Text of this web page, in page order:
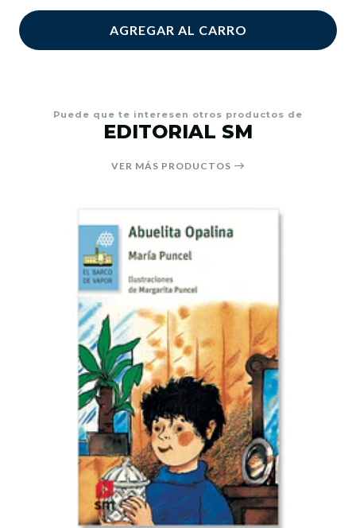
AGREGAR AL CARRO
Puede que te interesen otros productos de
EDITORIAL SM
VER MÁS PRODUCTOS